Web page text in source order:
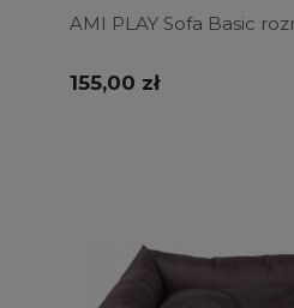
AMI PLAY Sofa Basic
155,00 zł